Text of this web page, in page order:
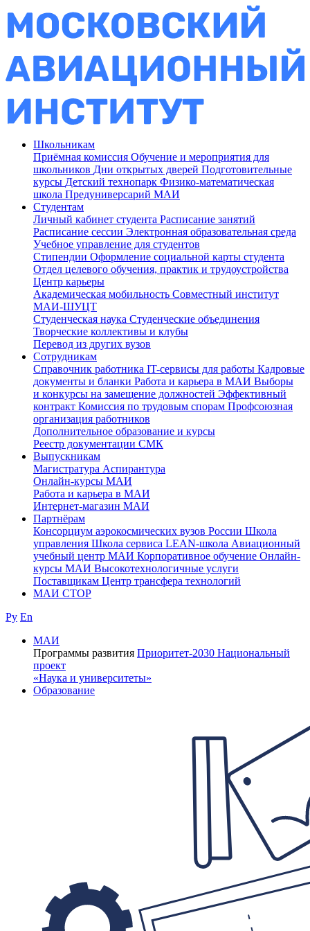
Школьникам
Приёмная комиссия Обучение и мероприятия для
школьников Дни открытых дверей Подготовительные
курсы Детский технопарк Физико-математическая
школа Предуниверсарий МАИ
Студентам
Личный кабинет студента Расписание занятий
Расписание сессии Электронная образовательная среда
Учебное управление для студентов
Стипендии Оформление социальной карты студента
Отдел целевого обучения, практик и трудоустройства
Центр карьеры
Академическая мобильность Совместный институт
МАИ-ШУЦТ
Студенческая наука Студенческие объединения
Творческие коллективы и клубы
Перевод из других вузов
Сотрудникам
Cправочник работника IT-сервисы для работы Кадровые
документы и бланки Работа и карьера в МАИ Выборы
и конкурсы на замещение должностей Эффективный
контракт Комиссия по трудовым спорам Профсоюзная
организация работников
Дополнительное образование и курсы
Реестр документации СМК
Выпускникам
Магистратура Аспирантура
Онлайн-курсы МАИ
Работа и карьера в МАИ
Интернет-магазин МАИ
Партнёрам
Консорциум аэрокосмических вузов России Школа
управления Школа сервиса LEAN-школа Авиационный
учебный центр МАИ Корпоративное обучение Онлайн-
курсы МАИ Высокотехнологичные услуги
Поставщикам Центр трансфера технологий
МАИ СТОР
Ру En
МАИ
Программы развития Приоритет-2030 Национальный
проект
«Наука и университеты»
Образование